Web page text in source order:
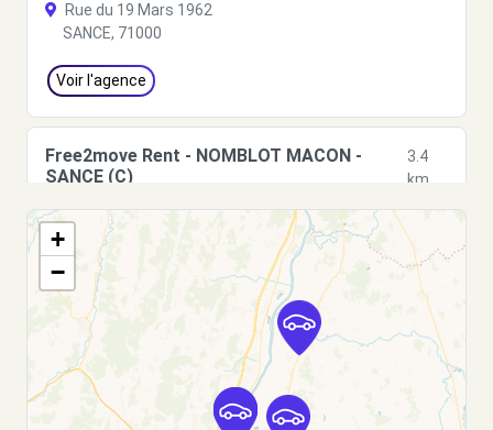
Rue du 19 Mars 1962
SANCE, 71000
Voir l'agence
Free2move Rent - NOMBLOT MACON -
SANCE (C)
3.4
km
Rue du 19 Mars 1962
SANCE, 71000
Voir l'agence
Free2move Rent - OPEL NOMBLOT MACON -
VARENNES-LES-MACON (O)
5.1
PARC D'ACTIVITE LES COMBES
+
−